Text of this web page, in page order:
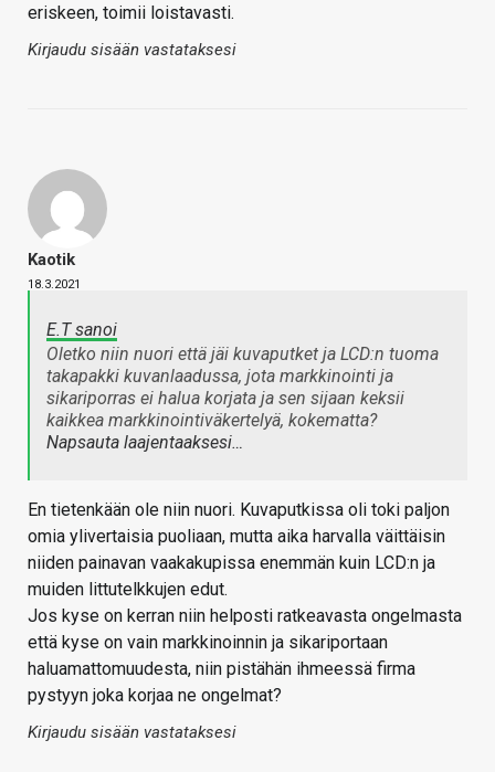
eriskeen, toimii loistavasti.
Kirjaudu sisään vastataksesi
Kaotik
18.3.2021
E.T sanoi
Oletko niin nuori että jäi kuvaputket ja LCD:n tuoma
takapakki kuvanlaadussa, jota markkinointi ja
sikariporras ei halua korjata ja sen sijaan keksii
kaikkea markkinointiväkertelyä, kokematta?
Napsauta laajentaaksesi…
En tietenkään ole niin nuori. Kuvaputkissa oli toki paljon
omia ylivertaisia puoliaan, mutta aika harvalla väittäisin
niiden painavan vaakakupissa enemmän kuin LCD:n ja
muiden littutelkkujen edut.
Jos kyse on kerran niin helposti ratkeavasta ongelmasta
että kyse on vain markkinoinnin ja sikariportaan
haluamattomuudesta, niin pistähän ihmeessä firma
pystyyn joka korjaa ne ongelmat?
Kirjaudu sisään vastataksesi